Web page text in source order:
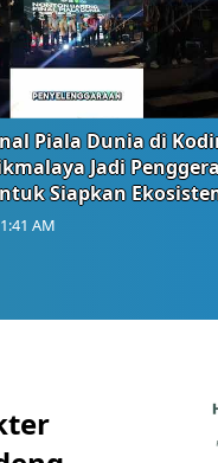
Piala Dunia di
Jadi
Siapkan
AM